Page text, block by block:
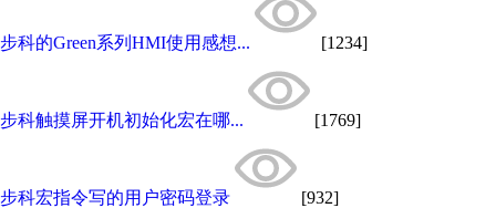
步科的Green系列HMI使用感想... [1234]
步科触摸屏开机初始化宏在哪... [1769]
步科宏指令写的用户密码登录 [932]